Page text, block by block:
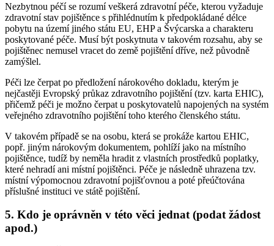
Nezbytnou péčí se rozumí veškerá zdravotní péče, kterou vyžaduje
zdravotní stav pojištěnce s přihlédnutím k předpokládané délce
pobytu na území jiného státu EU, EHP a Švýcarska a charakteru
poskytované péče. Musí být poskytnuta v takovém rozsahu, aby se
pojištěnec nemusel vracet do země pojištění dříve, než původně
zamýšlel.
Péči lze čerpat po předložení nárokového dokladu, kterým je
nejčastěji Evropský průkaz zdravotního pojištění (tzv. karta EHIC),
přičemž péči je možno čerpat u poskytovatelů napojených na systém
veřejného zdravotního pojištění toho kterého členského státu.
V takovém případě se na osobu, která se prokáže kartou EHIC,
popř. jiným nárokovým dokumentem, pohlíží jako na místního
pojištěnce, tudíž by neměla hradit z vlastních prostředků poplatky,
které nehradí ani místní pojištěnci. Péče je následně uhrazena tzv.
místní výpomocnou zdravotní pojišťovnou a poté přeúčtována
příslušné instituci ve státě pojištění.
5. Kdo je oprávněn v této věci jednat (podat žádost
apod.)